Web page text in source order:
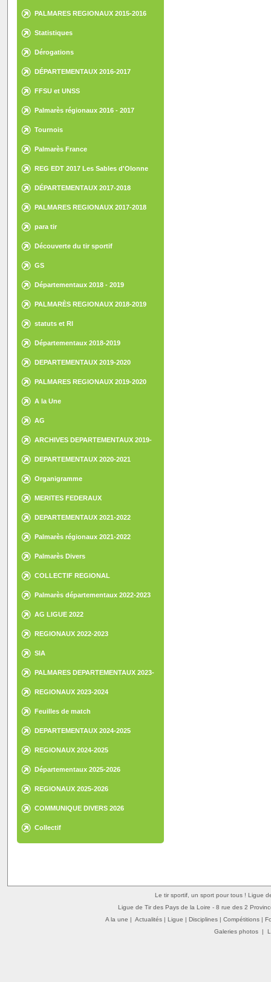
PALMARES REGIONAUX 2015-2016
Statistiques
Dérogations
DÉPARTEMENTAUX 2016-2017
FFSU et UNSS
Palmarès régionaux 2016 - 2017
Tournois
Palmarès France
REG EDT 2017 Les Sables d'Olonne
DÉPARTEMENTAUX 2017-2018
PALMARES REGIONAUX 2017-2018
para tir
Découverte du tir sportif
GS
Départementaux 2018 - 2019
PALMARÈS REGIONAUX 2018-2019
statuts et RI
Départementaux 2018-2019
DEPARTEMENTAUX 2019-2020
PALMARES REGIONAUX 2019-2020
A la Une
AG
ARCHIVES DEPARTEMENTAUX 2019-
DEPARTEMENTAUX 2020-2021
Organigramme
MERITES FEDERAUX
DEPARTEMENTAUX 2021-2022
Palmarès régionaux 2021-2022
Palmarès Divers
COLLECTIF REGIONAL
Palmarès départementaux 2022-2023
AG LIGUE 2022
REGIONAUX 2022-2023
SIA
PALMARES DEPARTEMENTAUX 2023-
REGIONAUX 2023-2024
Feuilles de match
DEPARTEMENTAUX 2024-2025
REGIONAUX 2024-2025
Départementaux 2025-2026
REGIONAUX 2025-2026
COMMUNIQUE DIVERS 2026
Collectif
Le tir sportif, un sport pour tous ! Ligue
Ligue de Tir des Pays de la Loire - 8 rue des 2
A la une | Actualités | Ligue | Disciplines | Compétitions |
Galeries photos|